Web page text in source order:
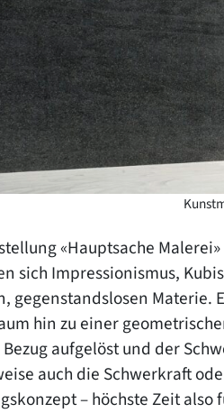
«Hauptsache
sich Impressionismus,
gegenstandslosen Materie.
hin zu einer
aufgelöst und der
auch die Schwerkraft
– höchste Zeit also